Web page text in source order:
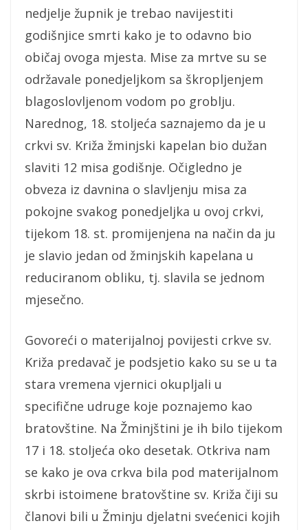
nedjelje župnik je trebao navijestiti
godišnjice smrti kako je to odavno bio
običaj ovoga mjesta. Mise za mrtve su se
održavale ponedjeljkom sa škropljenjem
blagoslovljenom vodom po groblju.
Narednog, 18. stoljeća saznajemo da je u
crkvi sv. Križa žminjski kapelan bio dužan
slaviti 12 misa godišnje. Očigledno je
obveza iz davnina o slavljenju misa za
pokojne svakog ponedjeljka u ovoj crkvi,
tijekom 18. st. promijenjena na način da ju
je slavio jedan od žminjskih kapelana u
reduciranom obliku, tj. slavila se jednom
mjesečno.
Govoreći o materijalnoj povijesti crkve sv.
Križa predavač je podsjetio kako su se u ta
stara vremena vjernici okupljali u
specifične udruge koje poznajemo kao
bratovštine. Na Žminjštini je ih bilo tijekom
17 i 18. stoljeća oko desetak. Otkriva nam
se kako je ova crkva bila pod materijalnom
skrbi istoimene bratovštine sv. Križa čiji su
članovi bili u Žminju djelatni svećenici kojih